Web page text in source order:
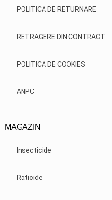
POLITICA DE RETURNARE
RETRAGERE DIN CONTRACT
POLITICA DE COOKIES
ANPC
MAGAZIN
Insecticide
Raticide